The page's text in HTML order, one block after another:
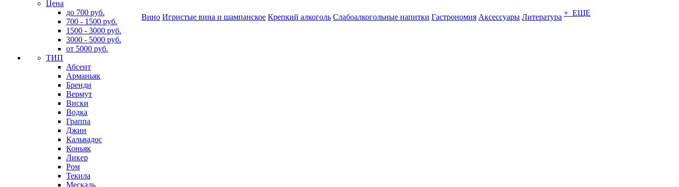
Цена
до 700 руб.
700 - 1500 руб.
1500 - 3000 руб.
3000 - 5000 руб.
от 5000 руб.
ТИП
Абсент
Арманьяк
Бренди
Вермут
Виски
Водка
Граппа
Джин
Кальвадос
Коньяк
Ликер
Ром
Текила
Мескаль
Вино Игристые вина и шампанское Крепкий алкоголь Слабоалкогольные напитки Гастрономия Аксессуары Литература + ЕЩЕ